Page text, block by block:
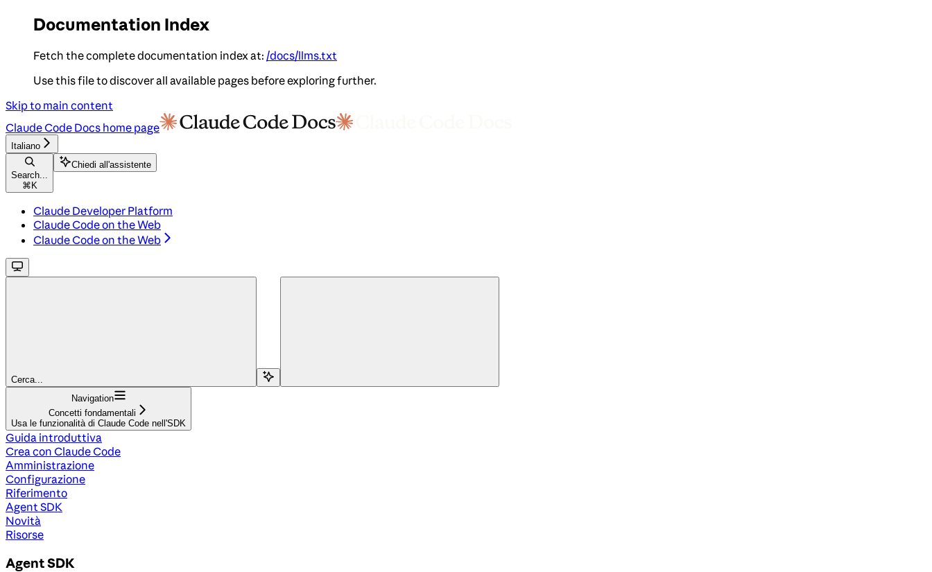
Documentation Index
Fetch the complete documentation index at: /docs/llms.txt
Use this file to discover all available pages before exploring further.
Skip to main content
Claude Code Docs home page
Italiano
Search...
⌘ K
Chiedi all'assistente
Claude Developer Platform
Claude Code on the Web
Claude Code on the Web
Cerca...
Navigation
Concetti fondamentali
Usa le funzionalità di Claude Code nell'SDK
Guida introduttiva
Crea con Claude Code
Amministrazione
Configurazione
Riferimento
Agent SDK
Novità
Risorse
Agent SDK